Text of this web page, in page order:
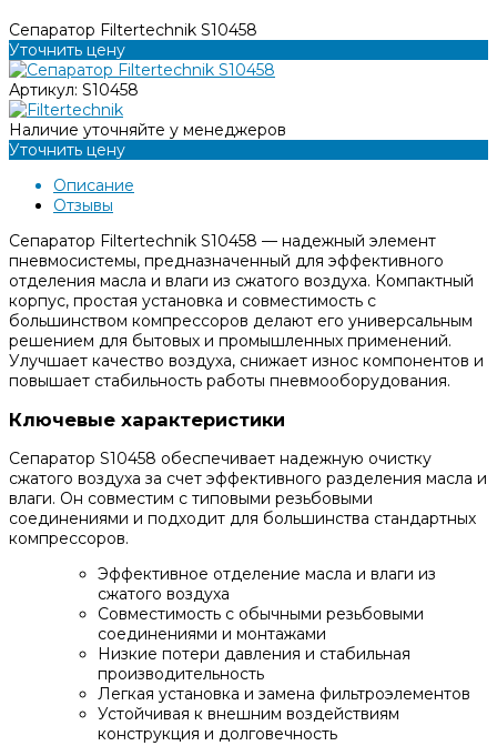
Сепаратор Filtertechnik S10458
Уточнить цену
Артикул: S10458
Наличие уточняйте у менеджеров
Уточнить цену
Описание
Отзывы
Сепаратор Filtertechnik S10458 — надежный элемент
пневмосистемы, предназначенный для эффективного
отделения масла и влаги из сжатого воздуха. Компактный
корпус, простая установка и совместимость с
большинством компрессоров делают его универсальным
решением для бытовых и промышленных применений.
Улучшает качество воздуха, снижает износ компонентов и
повышает стабильность работы пневмооборудования.
Ключевые характеристики
Сепаратор S10458 обеспечивает надежную очистку
сжатого воздуха за счет эффективного разделения масла и
влаги. Он совместим с типовыми резьбовыми
соединениями и подходит для большинства стандартных
компрессоров.
Эффективное отделение масла и влаги из
сжатого воздуха
Совместимость с обычными резьбовыми
соединениями и монтажами
Низкие потери давления и стабильная
производительность
Легкая установка и замена фильтроэлементов
Устойчивая к внешним воздействиям
конструкция и долговечность